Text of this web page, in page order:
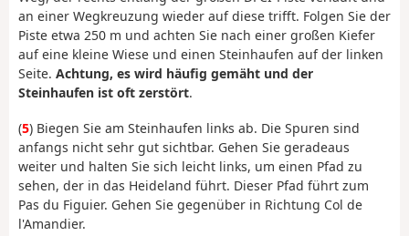
an einer Wegkreuzung wieder auf diese trifft. Folgen Sie der
Piste etwa 250 m und achten Sie nach einer großen Kiefer
auf eine kleine Wiese und einen Steinhaufen auf der linken
Seite. Achtung, es wird häufig gemäht und der
Steinhaufen ist oft zerstört.
(5) Biegen Sie am Steinhaufen links ab. Die Spuren sind
anfangs nicht sehr gut sichtbar. Gehen Sie geradeaus
weiter und halten Sie sich leicht links, um einen Pfad zu
sehen, der in das Heideland führt. Dieser Pfad führt zum
Pas du Figuier. Gehen Sie gegenüber in Richtung Col de
l'Amandier.